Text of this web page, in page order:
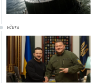
včera